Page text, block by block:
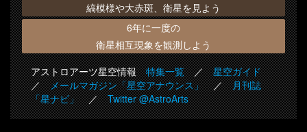
縞模様や大赤斑、衛星を見よう
6年に一度の
衛星相互現象を観測しよう
アストロアーツ星空情報特集一覧／星空ガイド
／メールマガジン「星空アナウンス」／月刊誌
「星ナビ」／Twitter @AstroArts